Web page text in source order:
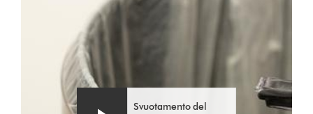
Svuotamento del